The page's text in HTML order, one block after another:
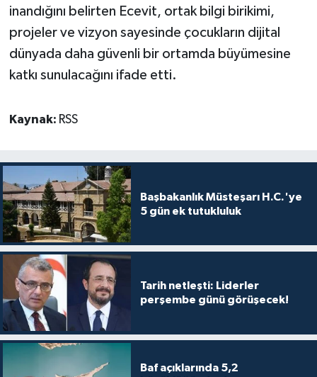
inandığını belirten Ecevit, ortak bilgi birikimi,
projeler ve vizyon sayesinde çocukların dijital
dünyada daha güvenli bir ortamda büyümesine
katkı sunulacağını ifade etti.
Kaynak: RSS
Başbakanlık Müsteşarı H.C.'ye
5 gün ek tutukluluk
Tarih netleşti: Liderler
perşembe günü görüşecek!
Baf açıklarında 5,2